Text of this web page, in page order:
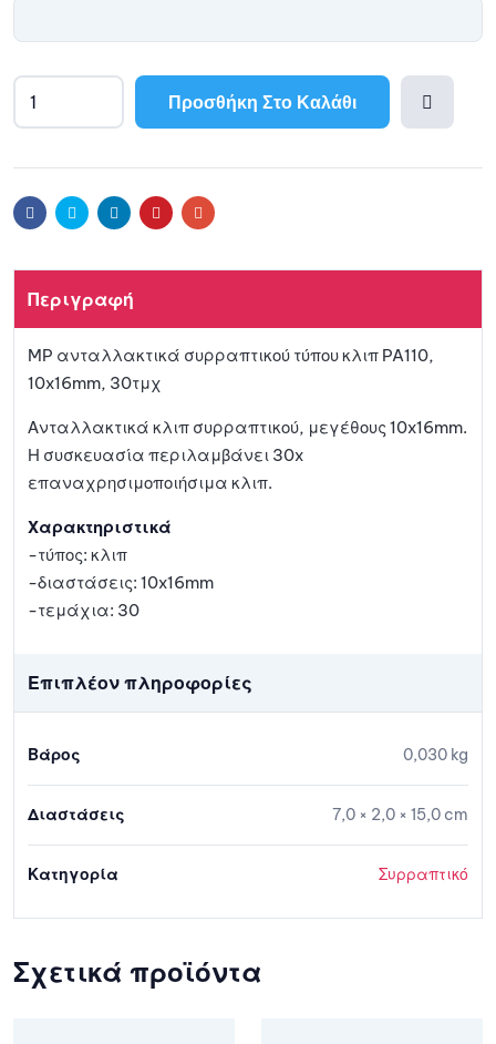
Προσθήκη Στο Καλάθι
αγαπη
μένων
FacebookTwitter LinkedinPinterestEmail
Περιγραφή
MP ανταλλακτικά συρραπτικού τύπου κλιπ PA110,
10x16mm, 30τμχ
Ανταλλακτικά κλιπ συρραπτικού, μεγέθους 10x16mm.
Η συσκευασία περιλαμβάνει 30x
επαναχρησιμοποιήσιμα κλιπ.
Χαρακτηριστικά
-τύπος: κλιπ
-διαστάσεις: 10x16mm
-τεμάχια: 30
Επιπλέον πληροφορίες
Βάρος 0,030 kg
Διαστάσεις 7,0 × 2,0 × 15,0 cm
Κατηγορία Συρραπτικό
Σχετικά προϊόντα